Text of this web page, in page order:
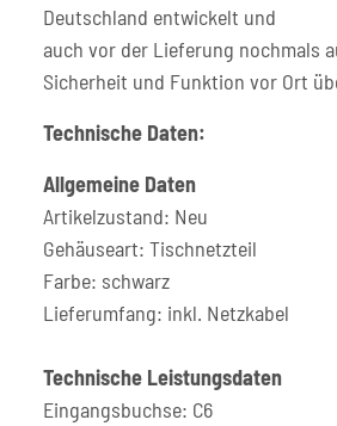
Deutschland entwickelt und
auch vor der Lieferung nochmals
Sicherheit und Funktion vor Ort
Technische Daten:
Allgemeine Daten
Artikelzustand: Neu
Gehäuseart: Tischnetzteil
Farbe: schwarz
Lieferumfang: inkl. Netzkabel
Technische Leistungsdaten
Eingangsbuchse: C6